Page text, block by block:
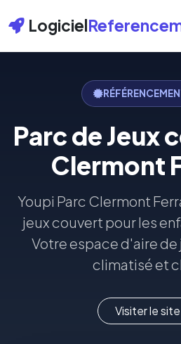
Logiciel
Parc de Jeux
Clermont
Youpi Parc Clermont
jeux couvert pour les
Votre espace d'aire
climatisé et
Visiter le site